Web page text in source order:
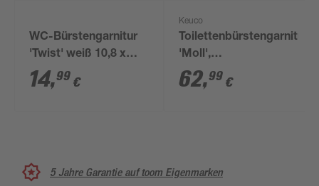
WC-Bürstengarnitur
'Twist' weiß 10,8 x
10,8 x 39,6 cm
14,99 €
Keuco
Toilettenbürstengarnitur
'Moll',
weiß/verchromt
62,99 €
5 Jahre Garantie auf toom Eigenmarken